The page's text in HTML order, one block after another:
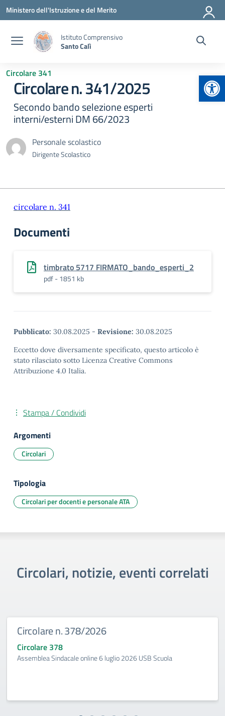
Vai ai contenuti
Vai al menu di navigazione
Vai al footer
Ministero dell'Istruzione e del Merito
Istituto Comprensivo
Santo Calì
Circolare 341
Circolare n. 341/2025
Secondo bando selezione esperti
interni/esterni DM 66/2023
Personale scolastico
Dirigente Scolastico
circolare n. 341
Documenti
timbrato 5717 FIRMATO_bando_esperti_2
pdf - 1851 kb
Pubblicato: 30.08.2025 - Revisione: 30.08.2025
Eccetto dove diversamente specificato, questo articolo è
stato rilasciato sotto Licenza Creative Commons
Attribuzione 4.0 Italia.
Stampa / Condividi
Argomenti
Circolari
Tipologia
Circolari per docenti e personale ATA
Circolari, notizie, eventi correlati
Circolare n. 378/2026
Circolare 378
Assemblea Sindacale online 6 luglio 2026 USB Scuola